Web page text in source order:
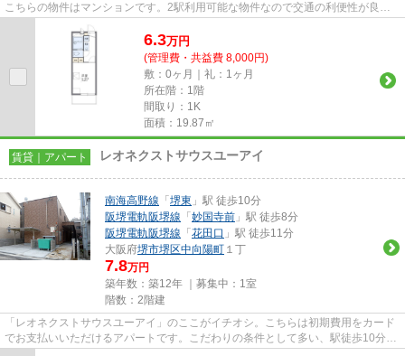
こちらの物件はマンションです。2駅利用可能な物件なので交通の利便性が良い
6.3万円
(管理費・共益費 8,000円)
敷：0ヶ月｜礼：1ヶ月
所在階：1階
間取り：1K
面積：19.87㎡
賃貸｜アパート レオネクストサウスユーアイ
南海高野線 「 堺東 」駅 徒歩10分
阪堺電軌阪堺線 「 妙国寺前 」駅 徒歩8分
阪堺電軌阪堺線 「 花田口 」駅 徒歩11分
大阪府堺市堺区中向陽町 １丁
7.8万円
築年数：築12年 ｜募集中： 1室
階数：2階建
「レオネクストサウスユーアイ」のここがイチオシ。こちらは初期費用をカード
でお支払いいただけるアパートです。こだわりの条件として多い、駅徒歩10分の